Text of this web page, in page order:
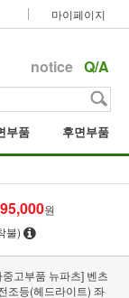
마이페이지
notice Q/A
부품 후면부품
원
불)
고부품 뉴파츠] 벤츠
조등(헤드라이트) 좌